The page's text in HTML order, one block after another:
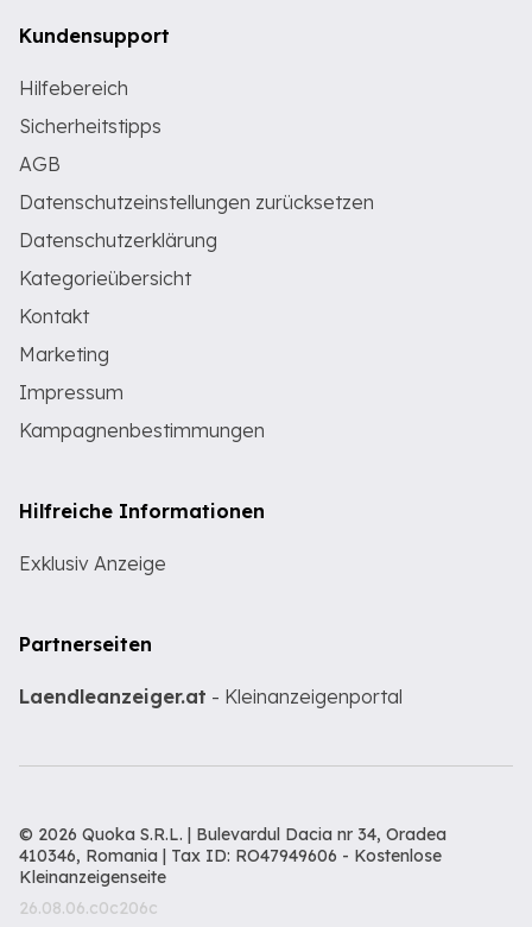
Kundensupport
Hilfebereich
Sicherheitstipps
AGB
Datenschutzeinstellungen zurücksetzen
Datenschutzerklärung
Kategorieübersicht
Kontakt
Marketing
Impressum
Kampagnenbestimmungen
Hilfreiche Informationen
Exklusiv Anzeige
Partnerseiten
Laendleanzeiger.at - Kleinanzeigenportal
© 2026 Quoka S.R.L. | Bulevardul Dacia nr 34, Oradea
410346, Romania | Tax ID: RO47949606 - Kostenlose
Kleinanzeigenseite
26.08.06.c0c206c